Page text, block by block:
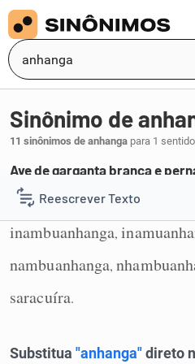
Reescrever Texto
Resumir Texto
Corrigir Texto
Sinônimo de
11 sinônimos de anhanga para 1
Ave de garganta branca e
1 anhã,chorão,chororão
inambuanhanga,
nambuanhanga,
saracuíra.